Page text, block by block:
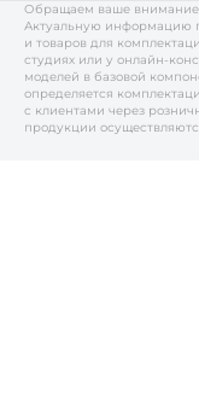
Обращаем ваше
Актуальную информацию
и товаров для
студиях или у онлайн-
моделей в базовой
определяется
с клиентами через
продукции